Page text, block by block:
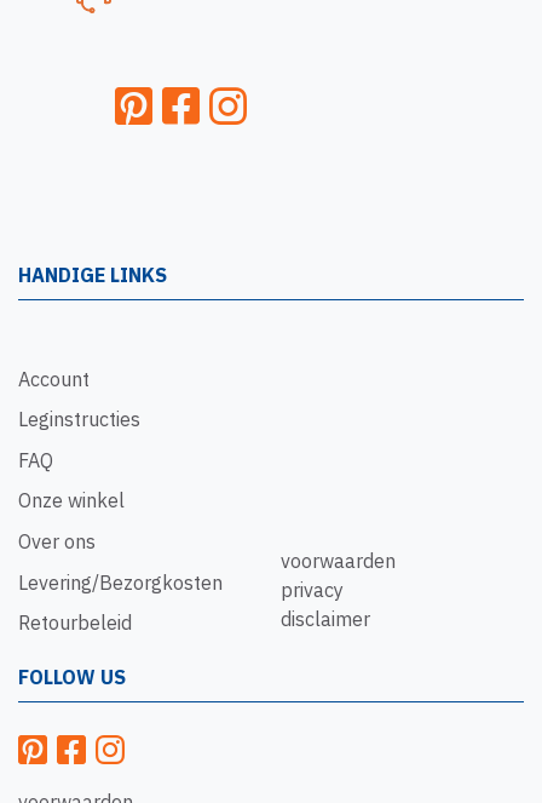
HANDIGE LINKS
Account
Leginstructies
FAQ
Onze winkel
Over ons
Levering/Bezorgkosten
Retourbeleid
voorwaarden
privacy
disclaimer
FOLLOW US